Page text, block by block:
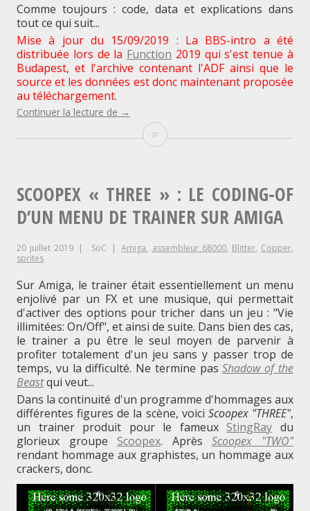
Comme toujours : code, data et explications dans
tout ce qui suit...
Mise à jour du 15/09/2019 : La BBS-intro a été
distribuée lors de la Function 2019 qui s'est tenue à
Budapest, et l'archive contenant l'ADF ainsi que le
source et les données est donc maintenant proposée
au téléchargement.
Continuer la lecture de "Desire
« ONE »
:
BBS-
intro
sur
→
Desire
of
d’une
BBS-
intro
sur
Amiga
SCOOPEX « THREE » : LE CODING-OF
D’UN MENU DE TRAINER SUR AMIGA
20 juillet 2019 SoC Amiga, assembleur 68000, Blitter, Copper,
sprites
Sur Amiga, le trainer était essentiellement un menu
enjolivé par un FX et une musique, qui permettait
d'activer des options pour tricher dans un jeu : "Vie
illimitées: On/Off", et ainsi de suite. Dans bien des cas,
le trainer a pu être le seul moyen de parvenir à
profiter totalement d'un jeu sans y passer trop de
temps, vu la difficulté. Ne termine pasShadow of the
Beastqui veut...
Dans la continuité d'un programme d'hommages aux
différentes figures de la scène, voici Scoopex "THREE",
un trainer produit pour le fameuxStingRay du
glorieux groupeScoopex. AprèsScoopex "TWO"
rendant hommage aux graphistes, un hommage aux
crackers, donc.